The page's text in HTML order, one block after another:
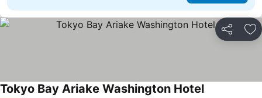
Del
Tokyo Bay Ariake Washington Hotel